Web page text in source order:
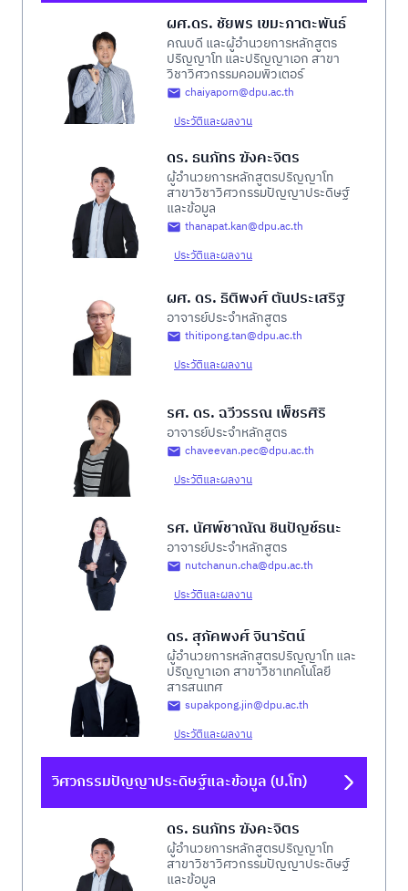
ผศ.ดร. ชัยพร เขมะภาตะพันธ์
คณบดี และผู้อำนวยการหลักสูตร
ปริญญาโท และปริญญาเอก สาขา
วิชาวิศวกรรมคอมพิวเตอร์
chaiyaporn@dpu.ac.th
ประวัติและผลงาน
ดร. ธนภัทร ฆังคะจิตร
ผู้อำนวยการหลักสูตรปริญญาโท
สาขาวิชาวิศวกรรมปัญญาประดิษฐ์
และข้อมูล
thanapat.kan@dpu.ac.th
ประวัติและผลงาน
ผศ. ดร. ธิติพงศ์ ตันประเสริฐ
อาจารย์ประจำหลักสูตร
thitipong.tan@dpu.ac.th
ประวัติและผลงาน
รศ. ดร. ฉวีวรรณ เพ็ชรศิริ
อาจารย์ประจำหลักสูตร
chaveevan.pec@dpu.ac.th
ประวัติและผลงาน
รศ. นัศพ์ชาณัณ ชินปัญช์ธนะ
อาจารย์ประจำหลักสูตร
nutchanun.cha@dpu.ac.th
ประวัติและผลงาน
ดร. สุภัคพงศ์ จินารัตน์
ผู้อำนวยการหลักสูตรปริญญาโท และ
ปริญญาเอก สาขาวิชาเทคโนโลยี
สารสนเทศ
supakpong.jin@dpu.ac.th
ประวัติและผลงาน
วิศวกรรมปัญญาประดิษฐ์และข้อมูล (ป.โท)
ดร. ธนภัทร ฆังคะจิตร
ผู้อำนวยการหลักสูตรปริญญาโท
สาขาวิชาวิศวกรรมปัญญาประดิษฐ์
และข้อมูล